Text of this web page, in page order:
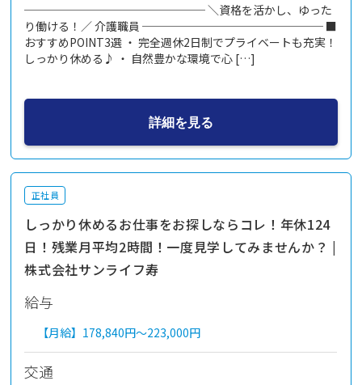
──────────────── ＼資格を活かし、ゆった
り働ける！／ 介護職員 ──────────────── ■
おすすめPOINT3選 ・ 完全週休2日制でプライベートも充実！
しっかり休める♪ ・ 自然豊かな環境で心 […]
詳細を見る
正社員
しっかり休めるお仕事をお探しならコレ！年休124
日！残業月平均2時間！一度見学してみませんか？ |
株式会社サンライフ寿
給与
【月給】 178,840円～223,000円
交通